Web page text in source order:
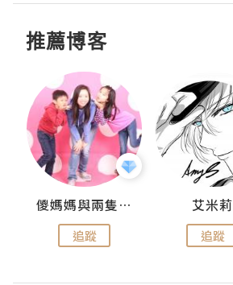
推薦博客
儍媽媽與兩隻小魔怪之家
追蹤
艾米莉
追蹤